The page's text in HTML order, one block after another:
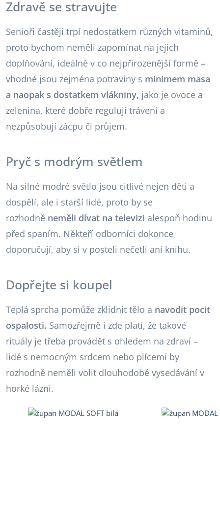
Zdravě se stravujte
Senioři častěji trpí nedostatkem různých vitaminů,
proto bychom neměli zapomínat na jejich
doplňování, ideálně v co nejpřirozenější formě –
vhodné jsou zejména potraviny s minimem masa
a naopak s dostatkem vlákniny, jako je ovoce a
zelenina, které dobře regulují trávení a
nezpůsobují zácpu či průjem.
Pryč s modrým světlem
Na silné modré světlo jsou citlivé nejen děti a
dospělí, ale i starší lidé, proto by se
rozhodně neměli dívat na televizi alespoň hodinu
před spaním. Někteří odborníci dokonce
doporučují, aby si v posteli nečetli ani knihu.
Dopřejte si koupel
Teplá sprcha pomůže zklidnit tělo a navodit pocit
ospalosti. Samozřejmě i zde platí, že takové
rituály je třeba provádět s ohledem na zdraví –
lidé s nemocným srdcem nebo plícemi by
rozhodně neměli volit dlouhodobé vysedávání v
horké lázni.